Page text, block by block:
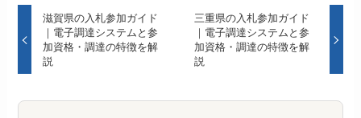
滋賀県の入札参加ガイド
｜電子調達システムと参
加資格・調達の特徴を解
説
三重県の入札参加ガイド
｜電子調達システムと参
加資格・調達の特徴を解
説